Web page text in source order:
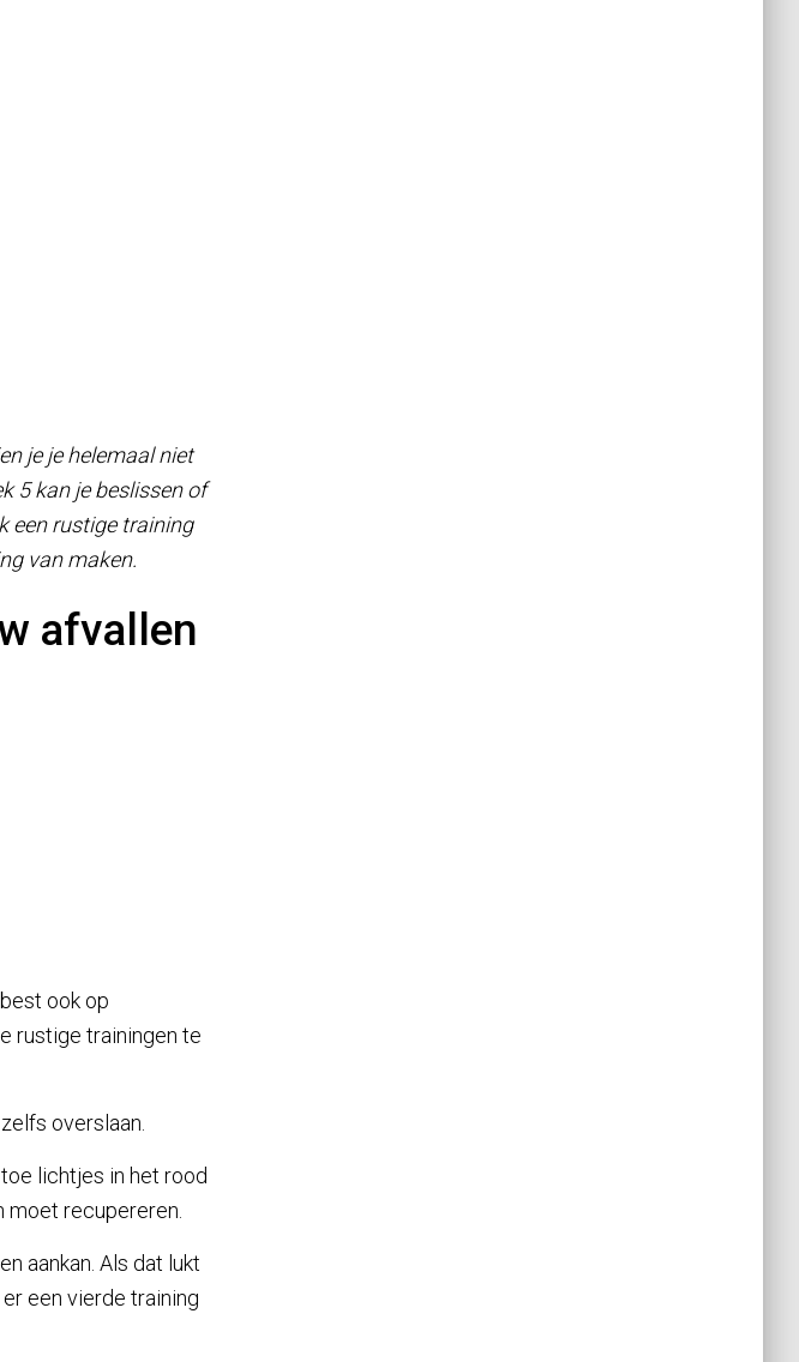
je je helemaal niet
5 kan je beslissen of
een rustige training
van maken.
afvallen
ook op
rustige trainingen te
overslaan.
lichtjes in het rood
moet recupereren.
aankan. Als dat lukt
een vierde training